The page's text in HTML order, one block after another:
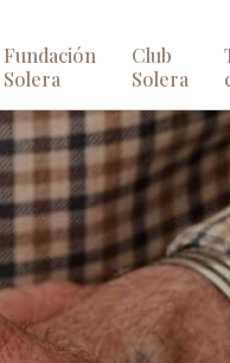
Fundación
Solera
Club
Solera